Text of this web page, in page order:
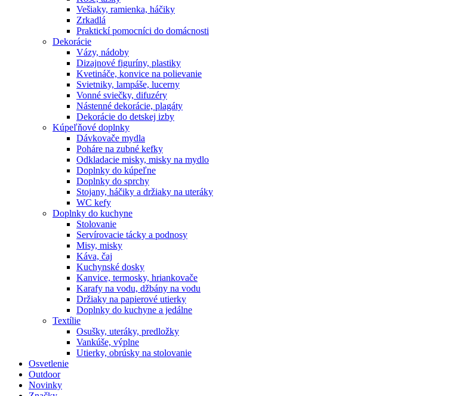
Vešiaky, ramienka, háčiky
Zrkadlá
Praktickí pomocníci do domácnosti
Dekorácie
Vázy, nádoby
Dizajnové figuríny, plastiky
Kvetináče, konvice na polievanie
Svietniky, lampáše, lucerny
Vonné sviečky, difuzéry
Nástenné dekorácie, plagáty
Dekorácie do detskej izby
Kúpeľňové doplnky
Dávkovače mydla
Poháre na zubné kefky
Odkladacie misky, misky na mydlo
Doplnky do kúpeľne
Doplnky do sprchy
Stojany, háčiky a držiaky na uteráky
WC kefy
Doplnky do kuchyne
Stolovanie
Servírovacie tácky a podnosy
Misy, misky
Káva, čaj
Kuchynské dosky
Kanvice, termosky, hriankovače
Karafy na vodu, džbány na vodu
Držiaky na papierové utierky
Doplnky do kuchyne a jedálne
Textílie
Osušky, uteráky, predložky
Vankúše, výplne
Utierky, obrúsky na stolovanie
Osvetlenie
Outdoor
Novinky